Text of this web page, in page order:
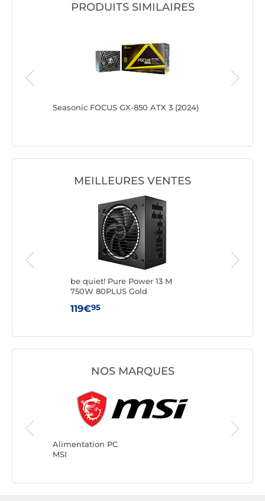
PRODUITS SIMILAIRES
Seasonic FOCUS GX-850 ATX 3 (2024)
MEILLEURES VENTES
be quiet! Pure Power 13 M
750W 80PLUS Gold
119€95
NOS MARQUES
Alimentation PC
MSI